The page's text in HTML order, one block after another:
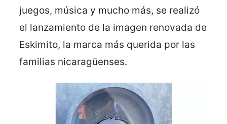
juegos, música y mucho más, se realizó
el lanzamiento de la imagen renovada de
Eskimito, la marca más querida por las
familias nicaragüenses.